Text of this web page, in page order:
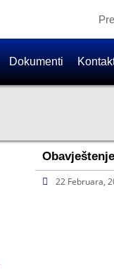
Dokumenti
22 Februara,